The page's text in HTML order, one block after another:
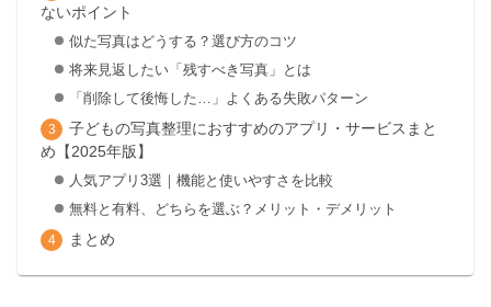
ないポイント
似た写真はどうする？選び方のコツ
将来見返したい「残すべき写真」とは
「削除して後悔した…」よくある失敗パターン
子どもの写真整理におすすめのアプリ・サービスまと
め【2025年版】
人気アプリ3選｜機能と使いやすさを比較
無料と有料、どちらを選ぶ？メリット・デメリット
まとめ